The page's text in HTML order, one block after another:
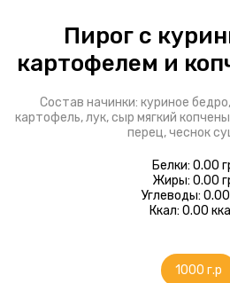
ул.
Пирог с
картофелем и
Состав начинки: куриное
картофель, лук, сыр мягкий
перец, чеснок
Белки: 0.00
Жиры: 0.00
Углеводы: 0.00
Ккал: 0.00
1000 г.р